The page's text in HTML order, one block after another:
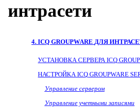
интрасети
4. ICQ GROUPWARE ДЛЯ
УСТАНОВКА СЕРВЕРАICQ
НАСТРОЙКАICQ GROUPWARE
Управление сервером
Управление учетными записями